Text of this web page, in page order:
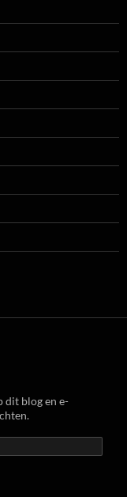
dit blog en e-